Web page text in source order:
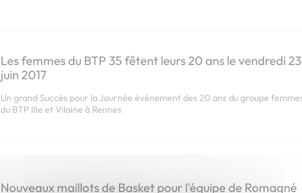
Les femmes du BTP 35 fêtent leurs 20 ans le vendredi 23
juin 2017
Un grand Succès pour la Journée évènement des 20 ans du groupe
du BTP Ille et Vilaine à Rennes
Nouveaux maillots de Basket pour l'équipe de Romagné